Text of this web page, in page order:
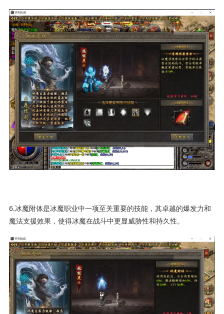
6.冰魔附体是冰魔职业中一项至关重要的技能，其卓越的爆发力和
魔法支援效果，使得冰魔在战斗中更显威胁性和持久性。